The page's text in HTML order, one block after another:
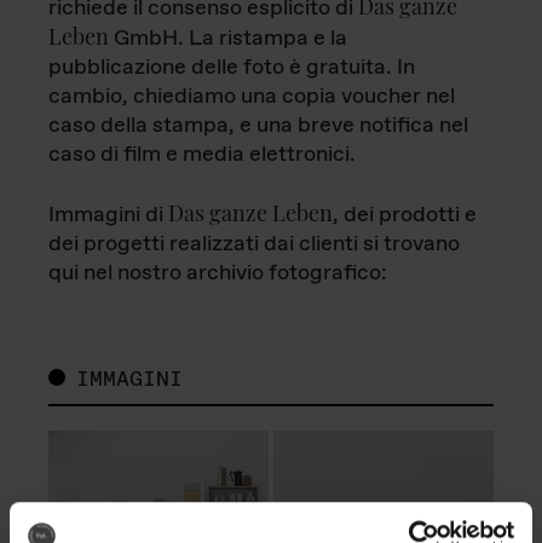
richiede il consenso esplicito di Das ganze
Leben GmbH. La ristampa e la
pubblicazione delle foto è gratuita. In
cambio, chiediamo una copia voucher nel
caso della stampa, e una breve notifica nel
caso di film e media elettronici.
Immagini di Das ganze Leben, dei prodotti e
dei progetti realizzati dai clienti si trovano
qui nel nostro archivio fotografico:
IMMAGINI